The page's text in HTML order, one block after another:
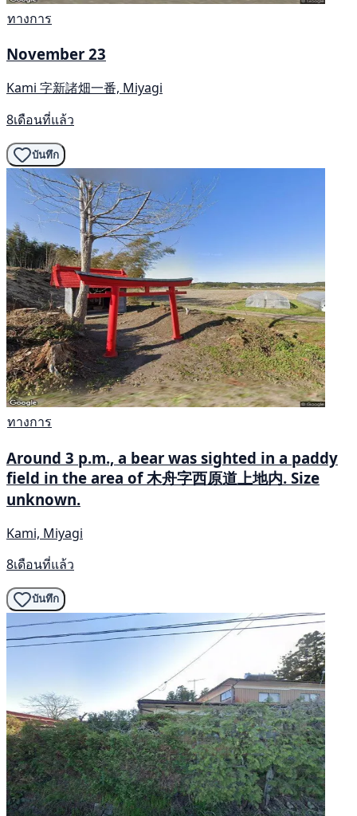
ทางการ
November 23
Kami 字新諸畑一番, Miyagi
8เดือนที่แล้ว
บันทึก
ทางการ
Around 3 p.m., a bear was sighted in a paddy
field in the area of 木舟字西原道上地内. Size
unknown.
Kami, Miyagi
8เดือนที่แล้ว
บันทึก